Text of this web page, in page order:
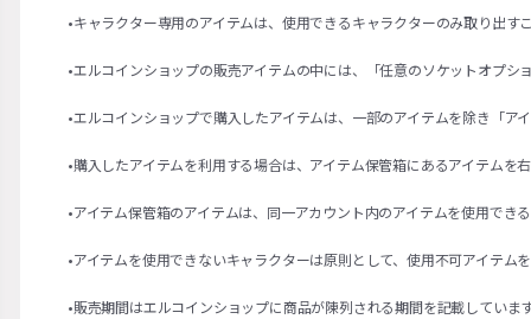
•キャラクター専用のアイテムは、使用できるキャラクターのみ取り出す
•エルコインショップの販売アイテムの中には、「任意のソケットオプ
•エルコインショップで購入したアイテムは、一部のアイテムを除き「ア
•購入したアイテムを利用する場合は、アイテム保管箱にあるアイテムを
•アイテム保管箱のアイテムは、同一アカウント内のアイテムを使用でき
•アイテムを使用できないキャラクターは原則として、使用不可アイテム
•販売期間はエルコインショップに商品が陳列される期間を記載してい